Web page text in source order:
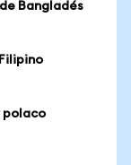
Bangladés
polaco